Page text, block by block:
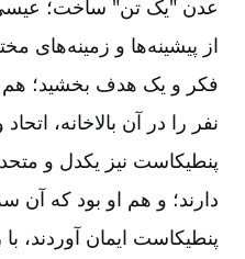
عدن "یک تن‌" ساخت‌؛ عیسی
از پیشینه‌ها و زمینه‌های
فکر و یک هدف بخشید؛ هم
نفر را در آن بالاخانه‌،
پنطیکاست نیز یکدل و
دارند؛ و هم او بود که آن
پنطیکاست ایمان آوردند،